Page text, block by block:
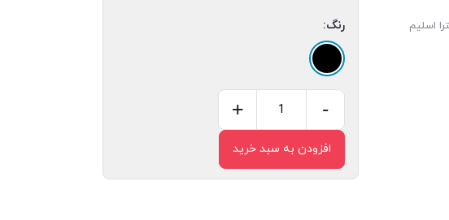
اولترا اسلیم
رنگ:
-
+
افزودن به سبد خرید